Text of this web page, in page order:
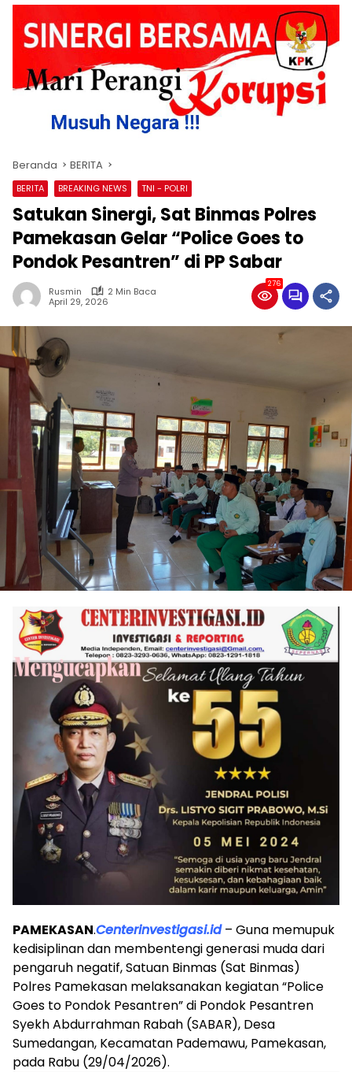
Beranda BERITA
BERITA BREAKING NEWS TNI - POLRI
Satukan Sinergi, Sat Binmas Polres
Pamekasan Gelar “Police Goes to
Pondok Pesantren” di PP Sabar
Rusmin
2 Min Baca
April 29, 2026
276
PAMEKASAN.Centerinvestigasi.id– Guna memupuk
kedisiplinan dan membentengi generasi muda dari
pengaruh negatif, Satuan Binmas (Sat Binmas)
Polres Pamekasan melaksanakan kegiatan “Police
Goes to Pondok Pesantren” di Pondok Pesantren
Syekh Abdurrahman Rabah (SABAR), Desa
Sumedangan, Kecamatan Pademawu, Pamekasan,
pada Rabu (29/04/2026).